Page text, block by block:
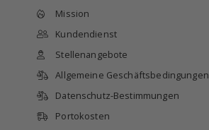
Mission
Kundendienst
Stellenangebote
Allgemeine Geschäftsbedingungen
Datenschutz-Bestimmungen
Portokosten